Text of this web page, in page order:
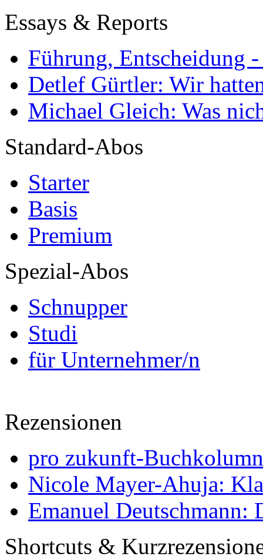
Essays & Reports
Führung, Entscheidung
Detlef Gürtler: Wir
Michael Gleich: Was
Standard-Abos
Starter
Basis
Premium
Spezial-Abos
Schnupper
Studi
für Unternehmer/n
Rezensionen
pro zukunft-
Nicole Mayer-Ahuja:
Emanuel Deutschmann:
Shortcuts &